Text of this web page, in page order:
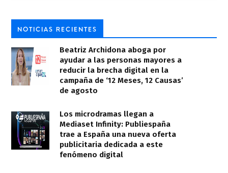
NOTICIAS RECIENTES
Beatriz Archidona aboga por
ayudar a las personas mayores a
reducir la brecha digital en la
campaña de ‘12 Meses, 12 Causas’
de agosto
Los microdramas llegan a
Mediaset Infinity: Publiespaña
trae a España una nueva oferta
publicitaria dedicada a este
fenómeno digital